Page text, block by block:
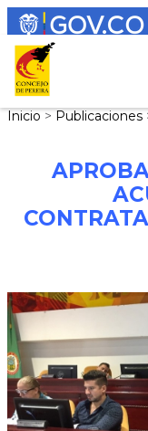
Inicio > Publicaciones